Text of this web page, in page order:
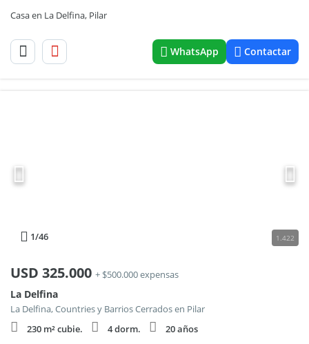
Casa en La Delfina, Pilar
WhatsApp Contactar
1/46 1.422
USD 325.000 + $500.000 expensas
La Delfina
La Delfina, Countries y Barrios Cerrados en Pilar
230 m² cubie.
4 dorm.
20 años